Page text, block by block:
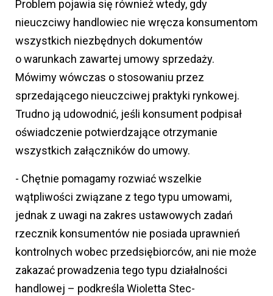
Problem pojawia się również wtedy, gdy
nieuczciwy handlowiec nie wręcza konsumentom
wszystkich niezbędnych dokumentów
o warunkach zawartej umowy sprzedaży.
Mówimy wówczas o stosowaniu przez
sprzedającego nieuczciwej praktyki rynkowej.
Trudno ją udowodnić, jeśli konsument podpisał
oświadczenie potwierdzające otrzymanie
wszystkich załączników do umowy.
- Chętnie pomagamy rozwiać wszelkie
wątpliwości związane z tego typu umowami,
jednak z uwagi na zakres ustawowych zadań
rzecznik konsumentów nie posiada uprawnień
kontrolnych wobec przedsiębiorców, ani nie może
zakazać prowadzenia tego typu działalności
handlowej – podkreśla Wioletta Stec-